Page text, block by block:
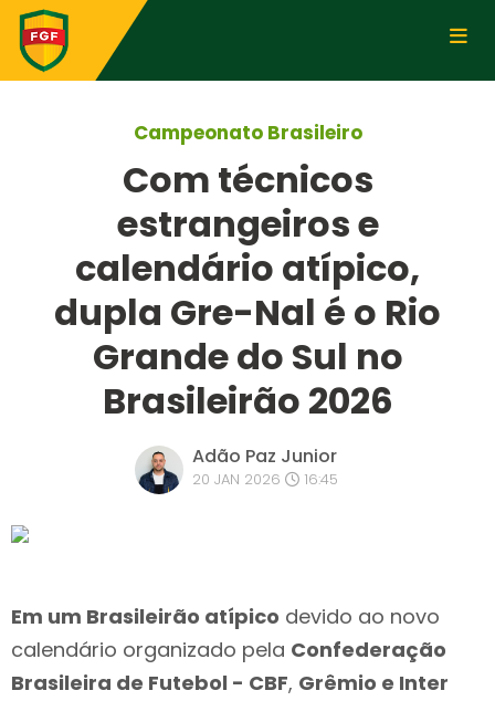
Campeonato Brasileiro
Com técnicos
estrangeiros e
calendário atípico,
dupla Gre-Nal é o Rio
Grande do Sul no
Brasileirão 2026
Adão Paz Junior
20 JAN 2026 16:45
Em um Brasileirão atípico devido ao novo
calendário organizado pela Confederação
Brasileira de Futebol - CBF, Grêmio e Inter